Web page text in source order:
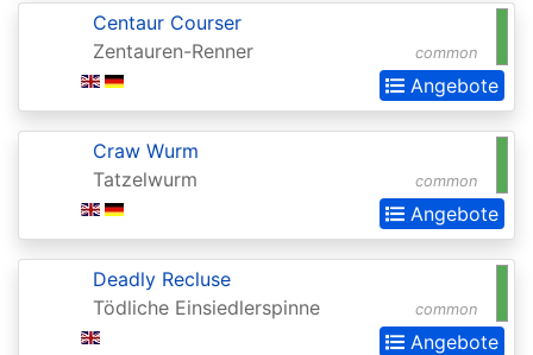
Commander
Commander
Commander
2021
(Strixhaven)
Commander
common
Centaur Courser
Zentauren-Renner
Angebote
common
Craw Wurm
Tatzelwurm
Angebote
common
Deadly Recluse
Tödliche Einsiedlerspinne
Angebote